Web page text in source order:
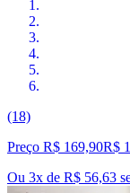
(18)
Preço R$ 169,90R$
Ou 3x de R$ 56,63